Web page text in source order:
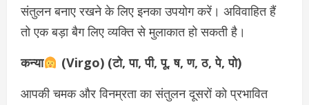
संतुलन बनाए रखने के लिए इनका उपयोग करें। अविवाहित हैं
तो एक बड़ा बैग लिए व्यक्ति से मुलाकात हो सकती है।
कन्या
(Virgo) (टो, पा, पी, पू, ष, ण, ठ, पे, पो)
आपकी चमक और विनम्रता का संतुलन दूसरों को प्रभावित